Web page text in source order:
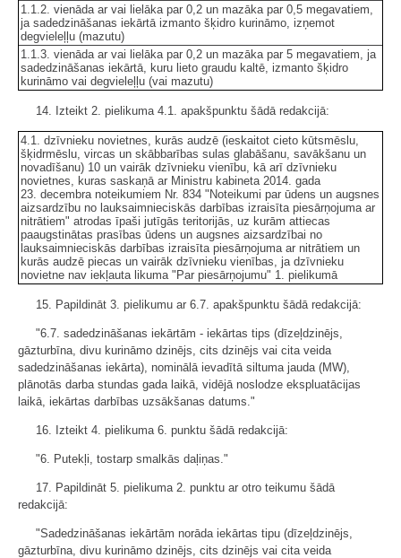
1.1.2. vienāda ar vai lielāka par 0,2 un mazāka par 0,5 megavatiem,
ja sadedzināšanas iekārtā izmanto šķidro kurināmo, izņemot
degvieleļļu (mazutu)
1.1.3. vienāda ar vai lielāka par 0,2 un mazāka par 5 megavatiem, ja
sadedzināšanas iekārtā, kuru lieto graudu kaltē, izmanto šķidro
kurināmo vai degvieleļļu (vai mazutu)
14. Izteikt 2. pielikuma 4.1. apakšpunktu šādā redakcijā:
4.1. dzīvnieku novietnes, kurās audzē (ieskaitot cieto kūtsmēslu,
šķidrmēslu, vircas un skābbarības sulas glabāšanu, savākšanu un
novadīšanu) 10 un vairāk dzīvnieku vienību, kā arī dzīvnieku
novietnes, kuras saskaņā ar Ministru kabineta 2014. gada
23. decembra noteikumiem Nr. 834 "Noteikumi par ūdens un augsnes
aizsardzību no lauksaimnieciskās darbības izraisīta piesārņojuma ar
nitrātiem" atrodas īpaši jutīgās teritorijās, uz kurām attiecas
paaugstinātas prasības ūdens un augsnes aizsardzībai no
lauksaimnieciskās darbības izraisīta piesārņojuma ar nitrātiem un
kurās audzē piecas un vairāk dzīvnieku vienības, ja dzīvnieku
novietne nav iekļauta likuma "Par piesārņojumu" 1. pielikumā
15. Papildināt 3. pielikumu ar 6.7. apakšpunktu šādā redakcijā:
"6.7. sadedzināšanas iekārtām - iekārtas tips (dīzeļdzinējs,
gāzturbīna, divu kurināmo dzinējs, cits dzinējs vai cita veida
sadedzināšanas iekārta), nominālā ievadītā siltuma jauda (MW),
plānotās darba stundas gada laikā, vidējā noslodze ekspluatācijas
laikā, iekārtas darbības uzsākšanas datums."
16. Izteikt 4. pielikuma 6. punktu šādā redakcijā:
"6. Putekļi, tostarp smalkās daļiņas."
17. Papildināt 5. pielikuma 2. punktu ar otro teikumu šādā
redakcijā:
"Sadedzināšanas iekārtām norāda iekārtas tipu (dīzeļdzinējs,
gāzturbīna, divu kurināmo dzinējs, cits dzinējs vai cita veida